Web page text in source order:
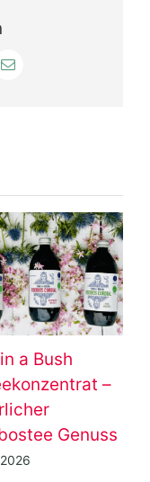
E-
a Bush
–
Genuss